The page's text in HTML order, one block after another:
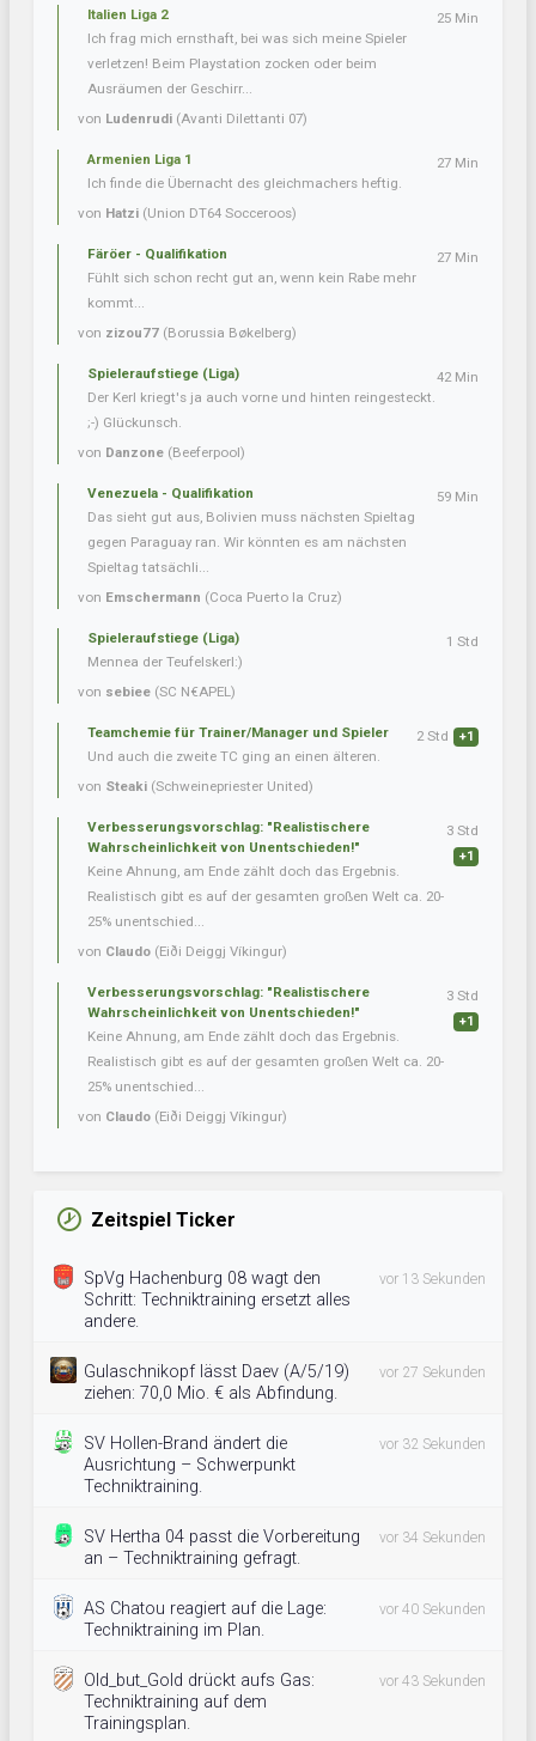
Italien Liga 2
Ich frag mich ernsthaft, bei was sich meine Spieler
verletzen! Beim Playstation zocken oder beim
Ausräumen der Geschirr...
von Ludenrudi (Avanti Dilettanti 07)
25 Min
Armenien Liga 1
Ich finde die Übernacht des gleichmachers heftig.
von Hatzi (Union DT64 Socceroos)
27 Min
Färöer - Qualifikation
Fühlt sich schon recht gut an, wenn kein Rabe mehr
kommt...
von zizou77 (Borussia Bøkelberg)
27 Min
Spieleraufstiege (Liga)
Der Kerl kriegt's ja auch vorne und hinten reingesteckt.
;-) Glückunsch.
von Danzone (Beeferpool)
42 Min
Venezuela - Qualifikation
Das sieht gut aus, Bolivien muss nächsten Spieltag
gegen Paraguay ran. Wir könnten es am nächsten
Spieltag tatsächli...
von Emschermann (Coca Puerto la Cruz)
59 Min
Spieleraufstiege (Liga)
Mennea der Teufelskerl:)
von sebiee (SC N€APEL)
1 Std
Teamchemie für Trainer/Manager und Spieler
Und auch die zweite TC ging an einen älteren.
von Steaki (Schweinepriester United)
2 Std +1
Verbesserungsvorschlag: "Realistischere
Wahrscheinlichkeit von Unentschieden!"
Keine Ahnung, am Ende zählt doch das Ergebnis.
Realistisch gibt es auf der gesamten großen Welt ca. 20-
25% unentschied...
von Claudo (Eiði Deiggj Víkingur)
3 Std
+1
Verbesserungsvorschlag: "Realistischere
Wahrscheinlichkeit von Unentschieden!"
Keine Ahnung, am Ende zählt doch das Ergebnis.
Realistisch gibt es auf der gesamten großen Welt ca. 20-
25% unentschied...
von Claudo (Eiði Deiggj Víkingur)
3 Std
+1
Zeitspiel Ticker
SpVg Hachenburg 08 wagt den
Schritt: Techniktraining ersetzt alles
andere.
vor 13 Sekunden
Gulaschnikopf lässt Daev (A/5/19)
ziehen: 70,0 Mio. € als Abfindung.
vor 27 Sekunden
SV Hollen-Brand ändert die
Ausrichtung – Schwerpunkt
Techniktraining.
vor 32 Sekunden
SV Hertha 04 passt die Vorbereitung
an – Techniktraining gefragt.
vor 34 Sekunden
AS Chatou reagiert auf die Lage:
Techniktraining im Plan.
vor 40 Sekunden
Old_but_Gold drückt aufs Gas:
Techniktraining auf dem
Trainingsplan.
vor 43 Sekunden